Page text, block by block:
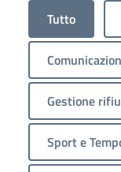
Tutto
Gestione
Sport e